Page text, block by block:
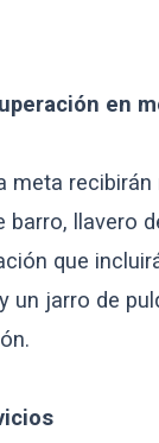
en
meta recibirán
barro, llavero
que
un jarro de